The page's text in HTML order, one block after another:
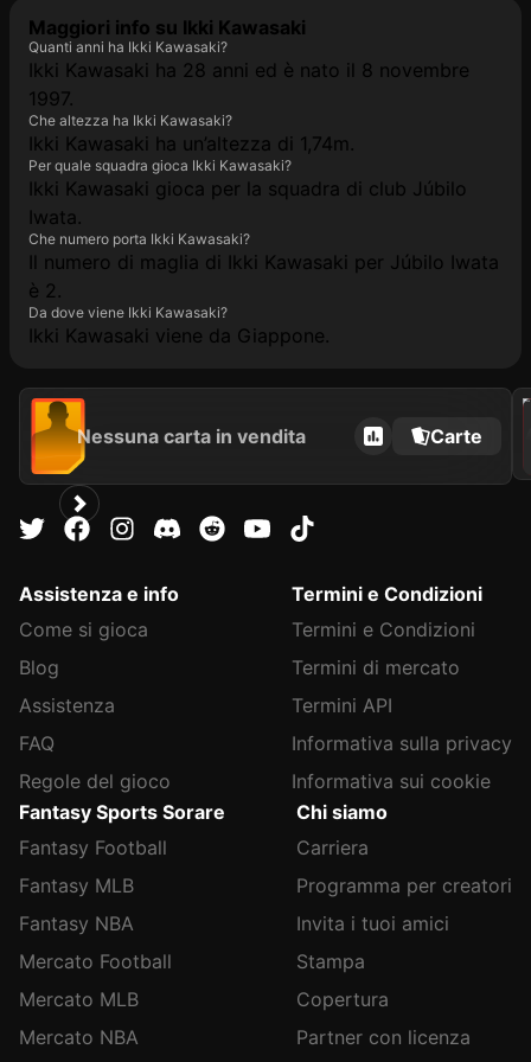
Maggiori info su Ikki Kawasaki
Quanti anni ha Ikki Kawasaki?
Ikki Kawasaki ha 28 anni ed è nato il 8 novembre
1997.
Che altezza ha Ikki Kawasaki?
Ikki Kawasaki ha un’altezza di 1,74m.
Per quale squadra gioca Ikki Kawasaki?
Ikki Kawasaki gioca per la squadra di club Júbilo
Iwata.
Che numero porta Ikki Kawasaki?
Il numero di maglia di Ikki Kawasaki per Júbilo Iwata
è 2.
Da dove viene Ikki Kawasaki?
Ikki Kawasaki viene da Giappone.
Nessuna carta in vendita Carte
2024
Assistenza e info
Come si gioca
Blog
Assistenza
FAQ
Regole del gioco
Termini e Condizioni
Termini e Condizioni
Termini di mercato
Termini API
Informativa sulla privacy
Informativa sui cookie
Fantasy Sports Sorare
Fantasy Football
Fantasy MLB
Fantasy NBA
Mercato Football
Mercato MLB
Mercato NBA
Chi siamo
Carriera
Programma per creatori
Invita i tuoi amici
Stampa
Copertura
Partner con licenza